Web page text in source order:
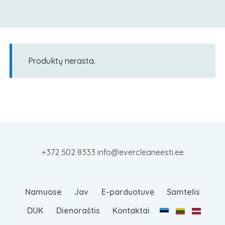
Produktų nerasta.
+372 502 8333 info@evercleaneesti.ee
Namuose Jav E-parduotuvė
Samtelis
DUK
Dienoraštis Kontaktai